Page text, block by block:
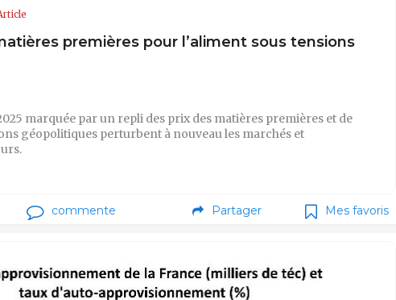
premières pour l’aliment sous tensions
marquée par un repli des prix des matières premières et de
géopolitiques perturbent à nouveau les marchés et
commente Partager Mes favoris